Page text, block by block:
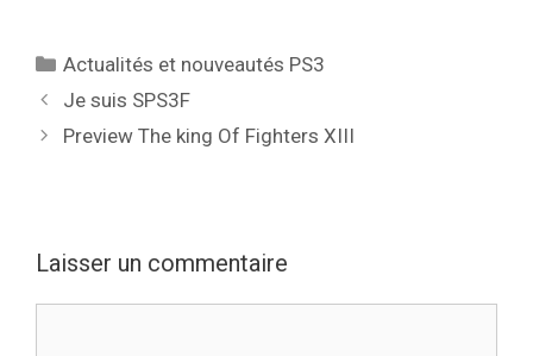
Catégories
Actualités et nouveautés PS3
Je suis SPS3F
Preview The king Of Fighters XIII
Laisser un commentaire